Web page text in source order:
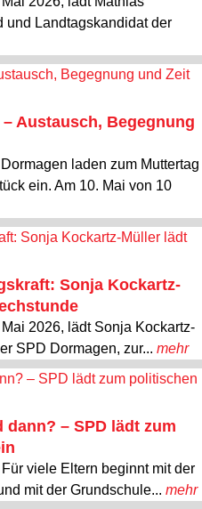
und Landtagskandidat der
Austausch, Begegnung
laden zum Muttertag
ein. Am 10. Mai von 10
Sonja Kockartz-
2026, lädt Sonja Kockartz-
SPD Dormagen, zur... mehr
– SPD lädt zum
viele Eltern beginnt mit der
mit der Grundschule... mehr